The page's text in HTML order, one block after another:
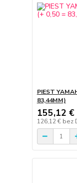
PIEST
83,44MM)
155,12 €
126,12 € bez